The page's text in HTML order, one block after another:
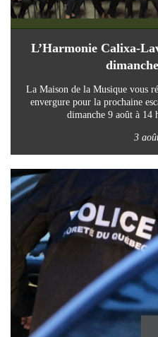
L’Harmonie Calixa-
La Maison de la Musique vous
envergure pour la prochaine
dimanche 9 août à 14
3